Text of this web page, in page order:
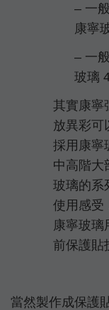
– 一
康寧
– 一
玻璃
其實康寧
放異彩可
採用康寧
中高階大
玻璃的系
使用感受
康寧玻璃
前保護貼
當然製作成保護